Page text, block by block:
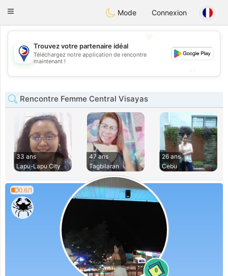
PhilippinesChat
Toggle
Mode Connexion
💖
💕
Trouvez votre partenaire idéal
Téléchargez notre application de rencontre
maintenant !
Rencontre Femme Central Visayas
33 ans
Lapu-Lapu City
47 ans
Tagbilaran
26 ans
Cebu
0.6/1
0